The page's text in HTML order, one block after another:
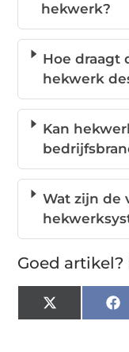
hekwerk?
Hoe draagt
hekwerk
Kan
Wat zijn de
Goed
X
(Twitter)